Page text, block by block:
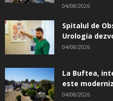
04/08/2026
Spitalul de
Urologia
04/08/2026
La Buftea,
este
04/08/2026